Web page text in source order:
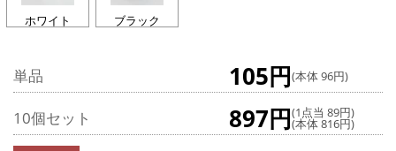
ホワイト ブラック
単品 105円(本体 96円)
10個セット 897円(1点当 89円)
(本体 816円)